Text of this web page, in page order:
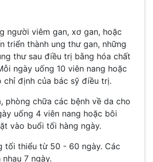
người viêm gan, xơ gan, hoặc
triển thành ung thư gan, những
thư sau điều trị bằng hóa chất
ngày uống 10 viên nang hoặc
chỉ định của bác sỹ điều trị.
phòng chữa các bệnh về da cho
uống 4 viên nang hoặc bôi
vào buổi tối hàng ngày.
tối thiểu từ 50 - 60 ngày. Các
7 ngày.